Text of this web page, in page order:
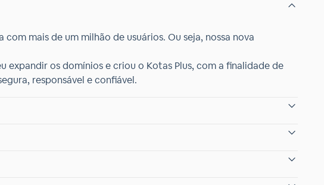
mais de um milhão de usuários. Ou seja, nossa nova
os domínios e criou o Kotas Plus, com a finalidade de
responsável e confiável.